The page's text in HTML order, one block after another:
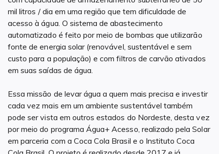
mil litros / dia em uma região que tem dificuldade de
acesso à água. O sistema de abastecimento
automatizado é feito por meio de bombas que utilizarão
fonte de energia solar (renovável, sustentável e sem
custo para a população) e com filtros de carvão ativados
em suas saídas de água.
Essa missão de levar água a quem mais precisa e investir
cada vez mais em um ambiente sustentável também
pode ser vista em outros estados do Nordeste, desta vez
por meio do programa Água+ Acesso, realizado pela Solar
em parceria com a Coca Cola Brasil e o Instituto Coca